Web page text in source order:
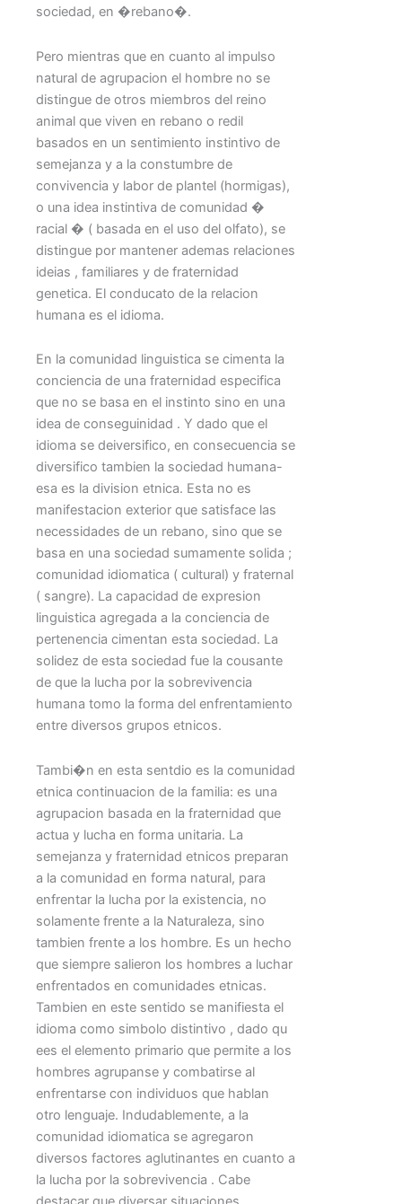
sociedad, en �rebano�.
Pero mientras que en cuanto al impulso
natural de agrupacion el hombre no se
distingue de otros miembros del reino
animal que viven en rebano o redil
basados en un sentimiento instintivo de
semejanza y a la constumbre de
convivencia y labor de plantel (hormigas),
o una idea instintiva de comunidad �
racial � ( basada en el uso del olfato), se
distingue por mantener ademas relaciones
ideias , familiares y de fraternidad
genetica. El conducato de la relacion
humana es el idioma.
En la comunidad linguistica se cimenta la
conciencia de una fraternidad especifica
que no se basa en el instinto sino en una
idea de conseguinidad . Y dado que el
idioma se deiversifico, en consecuencia se
diversifico tambien la sociedad humana-
esa es la division etnica. Esta no es
manifestacion exterior que satisface las
necessidades de un rebano, sino que se
basa en una sociedad sumamente solida ;
comunidad idiomatica ( cultural) y fraternal
( sangre). La capacidad de expresion
linguistica agregada a la conciencia de
pertenencia cimentan esta sociedad. La
solidez de esta sociedad fue la cousante
de que la lucha por la sobrevivencia
humana tomo la forma del enfrentamiento
entre diversos grupos etnicos.
Tambi�n en esta sentdio es la comunidad
etnica continuacion de la familia: es una
agrupacion basada en la fraternidad que
actua y lucha en forma unitaria. La
semejanza y fraternidad etnicos preparan
a la comunidad en forma natural, para
enfrentar la lucha por la existencia, no
solamente frente a la Naturaleza, sino
tambien frente a los hombre. Es un hecho
que siempre salieron los hombres a luchar
enfrentados en comunidades etnicas.
Tambien en este sentido se manifiesta el
idioma como simbolo distintivo , dado qu
ees el elemento primario que permite a los
hombres agrupanse y combatirse al
enfrentarse con individuos que hablan
otro lenguaje. Indudablemente, a la
comunidad idiomatica se agregaron
diversos factores aglutinantes en cuanto a
la lucha por la sobrevivencia . Cabe